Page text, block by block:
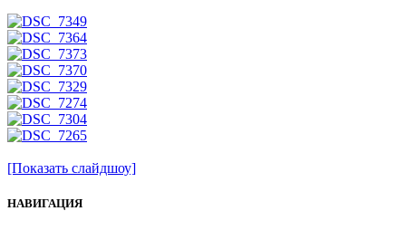
[Показать слайдшоу]
НАВИГАЦИЯ